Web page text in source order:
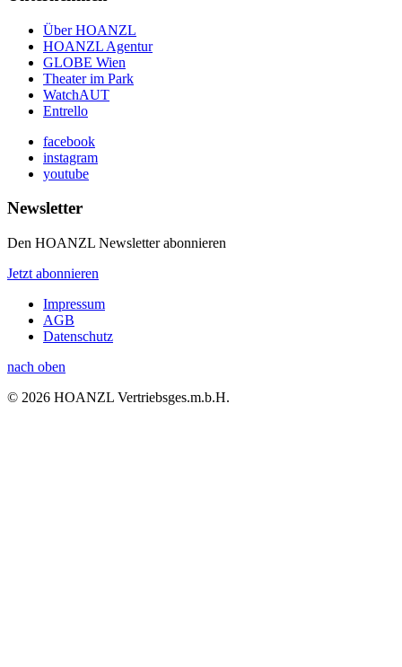
Über HOANZL
HOANZL Agentur
GLOBE Wien
Theater im Park
WatchAUT
Entrello
facebook
instagram
youtube
Newsletter
Den HOANZL Newsletter abonnieren
Jetzt abonnieren
Impressum
AGB
Datenschutz
nach oben
© 2026 HOANZL Vertriebsges.m.b.H.